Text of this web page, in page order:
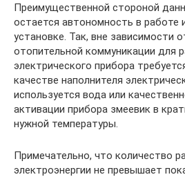
Преимущественной стороной
остается автономность в работе
установке. Так, вне зависимости
отопительной коммуникации для
электрического прибора
качестве наполнителя
используется вода или
активации прибора змеевик в
нужной температуры.
Примечательно, что количество
электроэнергии не превышает